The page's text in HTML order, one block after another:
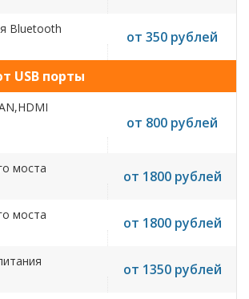
Bluetooth от 350 рублей
USB порты
от 800 рублей
моста от 1800 рублей
моста от 1800 рублей
от 1350 рублей